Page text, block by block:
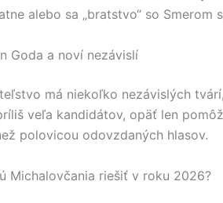
alebo sa „bratstvo“ so
Goda a noví nezávislí
má niekoľko nezávislých
veľa kandidátov, opäť len
polovicou odovzdaných hlasov.
Michalovčania riešiť v roku 2026?